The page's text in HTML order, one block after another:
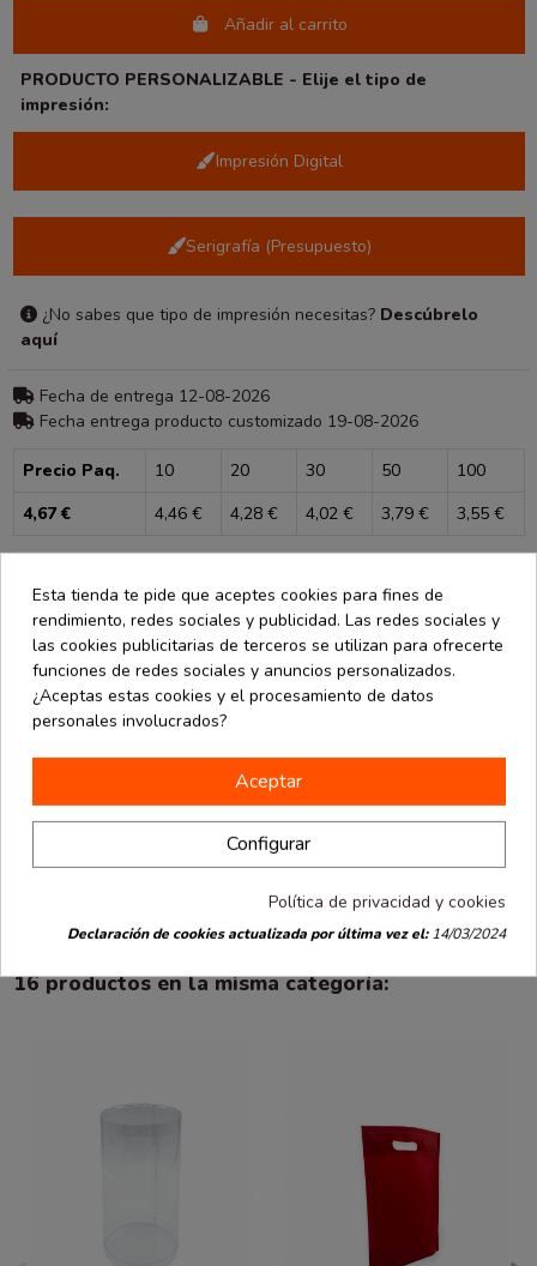
Añadir al carrito
PRODUCTO PERSONALIZABLE - Elije el tipo de
impresión:
Impresión Digital
Serigrafía (Presupuesto)
¿No sabes que tipo de impresión necesitas?Descúbrelo
aquí
Fecha de entrega 12-08-2026
Fecha entrega producto customizado 19-08-2026
Precio Paq. 10 20 30 50
100
4,67 €
4,46 € 4,28 € 4,02 € 3,79 € 3,55 €
Descripción
Opiniones(0)
16 productos en la misma categoría:
Esta tienda te pide que aceptes cookies para fines de
rendimiento, redes sociales y publicidad. Las redes sociales y
las cookies publicitarias de terceros se utilizan para ofrecerte
funciones de redes sociales y anuncios personalizados.
¿Aceptas estas cookies y el procesamiento de datos
personales involucrados?
Aceptar
Configurar
Política de privacidad y cookies
Declaración de cookies actualizada por última vez el:14/03/2024